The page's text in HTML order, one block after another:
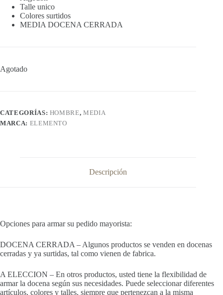
Talle unico
Colores surtidos
MEDIA DOCENA CERRADA
Agotado
CATEGORÍAS: HOMBRE,MEDIA
MARCA: ELEMENTO
Descripción
Opciones para armar su pedido mayorista:
DOCENA CERRADA – Algunos productos se venden en docenas
cerradas y ya surtidas, tal como vienen de fabrica.
A ELECCION – En otros productos, usted tiene la flexibilidad de
armar la docena según sus necesidades. Puede seleccionar diferentes
artículos, colores y talles, siempre que pertenezcan a la misma